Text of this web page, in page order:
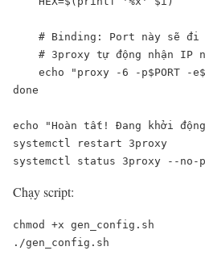
# Binding: Port này sẽ đi
# 3proxy tự động nhận IP
echo "proxy -6 -p$PORT -
done
echo "Hoàn tất! Đang khởi
systemctl restart 3proxy
systemctl status 3proxy --no-
Chạy script:
chmod +x gen_config.sh
./gen_config.sh